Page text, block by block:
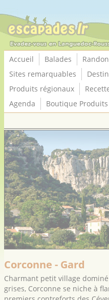
Accueil Balades
Sites remarquables
Produits régionaux
Agenda
Boutique
Corconne - Gard
Charmant petit village
grises, Corconne se niche à